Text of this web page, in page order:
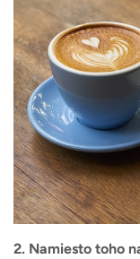
2. Namiesto toho